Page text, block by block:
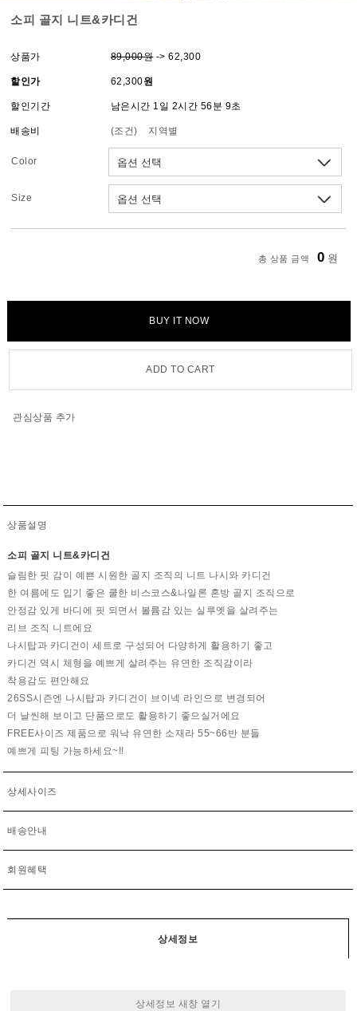
소피 골지 니트&카디건
상품가 89,000원-> 62,300
할인가 62,300원
할인기간 남은시간 1일 2시간 56분 9초
배송비 (조건) 지역별
Color
Size
총 상품 금액 0 원
BUY IT NOW
ADD TO CART
관심상품 추가
상품설명
소피 골지 니트&카디건
슬림한 핏 감이 예쁜 시원한 골지 조직의 니트 나시와 카디건
한 여름에도 입기 좋은 쿨한 비스코스&나일론 혼방 골지 조직으로
안정감 있게 바디에 핏 되면서 볼륨감 있는 실루엣을 살려주는
리브 조직 니트에요
나시탑과 카디건이 세트로 구성되어 다양하게 활용하기 좋고
카디건 역시 체형을 예쁘게 살려주는 유연한 조직감이라
착용감도 편안해요
26SS시즌엔 나시탑과 카디건이 브이넥 라인으로 변경되어
더 날씬해 보이고 단품으로도 활용하기 좋으실거에요
FREE사이즈 제품으로 워낙 유연한 소재라 55~66반 분들
예쁘게 피팅 가능하세요~!!
상세사이즈
배송안내
회원혜택
상세정보
상세정보 새창 열기